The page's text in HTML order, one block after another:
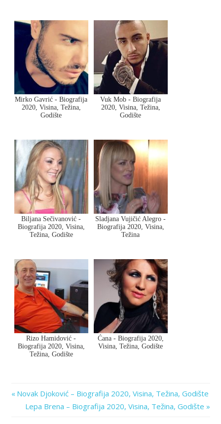
Mirko Gavrić - Biografija
2020, Visina, Težina,
Godište
Vuk Mob - Biografija
2020, Visina, Težina,
Godište
Biljana Sečivanović -
Biografija 2020, Visina,
Težina, Godište
Sladjana Vujičić Alegro -
Biografija 2020, Visina,
Težina
Rizo Hamidović -
Biografija 2020, Visina,
Težina, Godište
Ćana - Biografija 2020,
Visina, Težina, Godište
Post
navigation
Previous
Post:
Novak Djoković – Biografija 2020, Visina, Težina, Godište
Next
Lepa Brena – Biografija 2020, Visina, Težina, Godište